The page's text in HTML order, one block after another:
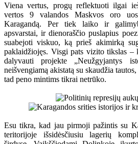
Viena vertus, progų reflektuoti ilgai
vertos 9 valandos Maskvos oro
Karagandą. Per tiek laiko ir
apsvarstai, ir dienoraščio puslapius
suabejoti viskuo, ką prieš akimirką
paklaidžiojęs. Visgi pats vizito tikslas –
dalyvauti projekte „Neužgyjantys
neišvengiamą akistatą su skaudžia
tad peno mintims tikrai netrūko.
Esu tikra, kad jau pirmoji pažintis su
teritorijoje išsidėsčiusiu lagerių